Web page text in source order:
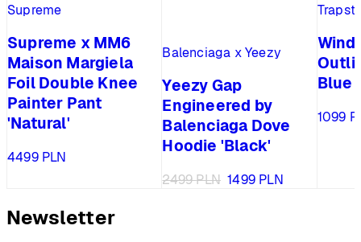
Supreme
Supreme x MM6
Maison Margiela
Foil Double Knee
Painter Pant
'Natural'
4499 PLN
Balenciaga x Yeezy
Yeezy Gap
Engineered by
Balenciaga Dove
Hoodie 'Black'
2499PLN Pierwotna
1499 PLNAktualna
Blue
1099
Newsletter